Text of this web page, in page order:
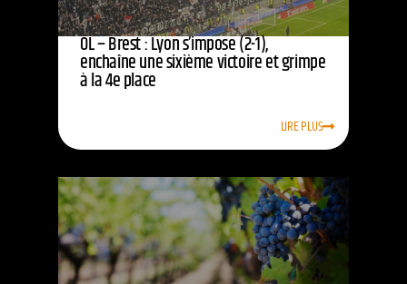
OL – Brest : Lyon s’impose (2-1),
enchaîne une sixième victoire et grimpe
à la 4e place
LIRE PLUS